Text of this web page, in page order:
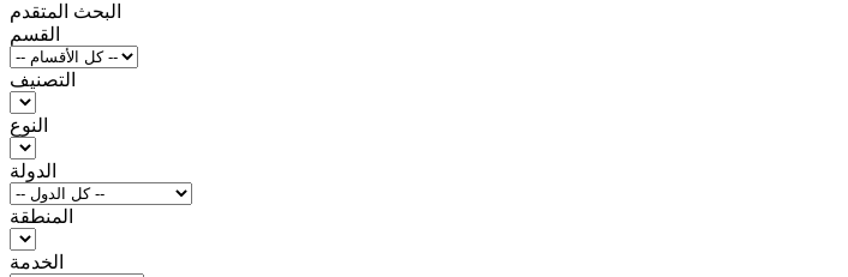
البحث المتقدم
القسم
التصنيف
النوع
الدولة
المنطقة
الخدمة